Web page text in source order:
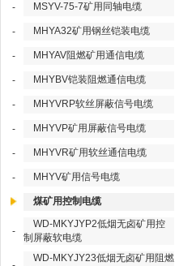
- MSYV-75-7矿用同轴电缆
- MHYA32矿用钢丝铠装电缆
- MHYAV阻燃矿用通信电缆
- MHYBV铠装阻燃通信电缆
- MHYVRP软丝屏蔽信号电缆
- MHYVP矿用屏蔽信号电缆
- MHYVR矿用软丝通信电缆
- MHYV矿用信号电缆
煤矿用控制电缆
-
WD-MKYJYP2低烟无卤矿用控
制屏蔽软电缆
WD-MKYJY23低烟无卤矿用阻燃